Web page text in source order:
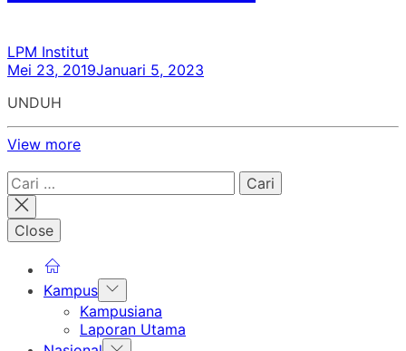
LPM Institut
Mei 23, 2019Januari 5, 2023
UNDUH
View more
Cari
untuk:
Close
Kampus Show
sub
menu
Kampusiana
Laporan Utama